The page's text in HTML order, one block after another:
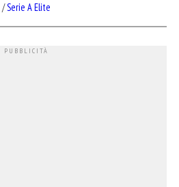
/Serie A Elite